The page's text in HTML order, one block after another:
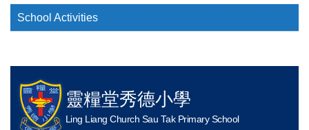
School Activities
靈糧堂秀德小學
Ling Liang Church Sau Tak Primary School